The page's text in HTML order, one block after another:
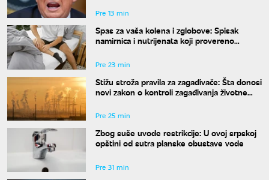
Pre 13 min
Spas za vaša kolena i zglobove: Spisak
namirnica i nutrijenata koji provereno
Pre 23 min
Stižu stroža pravila za zagađivače: Šta donosi
novi zakon o kontroli zagađivanja životne
Pre 25 min
Zbog suše uvode restrikcije: U ovoj srpskoj
opštini od sutra planske obustave vode
Pre 31 min